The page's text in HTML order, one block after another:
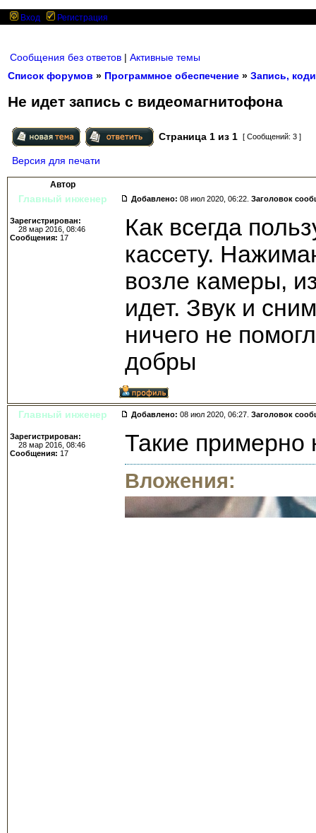
Вход Регистрация
Сообщения без ответов | Активные темы
Список форумов » Программное обеспечение » Запись,
Не идет запись с видеомагнитофона
Страница 1 из 1 [ Сообщений: 3 ]
Версия для печати
Автор
Главный инженер Добавлено: 08 июл 2020, 06:22. Заголовок
Зарегистрирован:
28 мар 2016, 08:46
Сообщения: 17
Как всегда
кассету.
возле камеры,
идет. Звук и
ничего не
добры
Главный инженер Добавлено: 08 июл 2020, 06:27. Заголовок
Зарегистрирован:
28 мар 2016, 08:46
Сообщения: 17 Такие примерно
Вложения: